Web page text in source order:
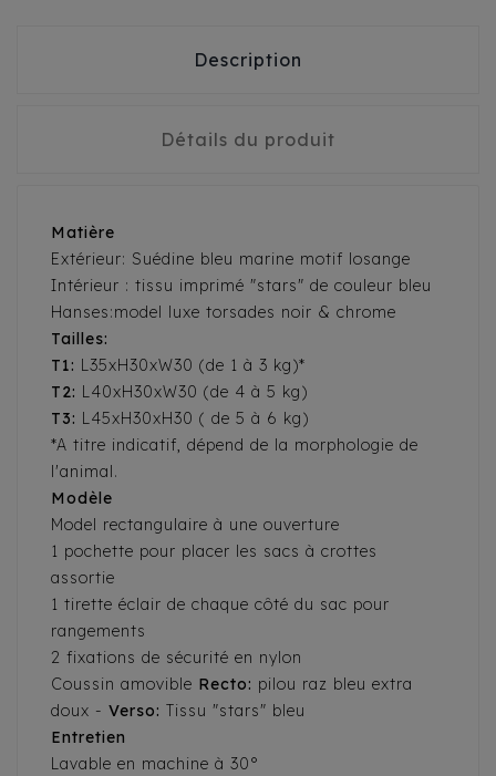
Description
Détails du produit
Matière
Extérieur: Suédine bleu marine motif losange
Intérieur : tissu imprimé "stars" de couleur bleu
Hanses:model luxe torsades noir & chrome
Tailles:
T1: L35xH30xW30 (de 1 à 3 kg)*
T2: L40xH30xW30 (de 4 à 5 kg)
T3: L45xH30xH30 ( de 5 à 6 kg)
*A titre indicatif, dépend de la morphologie de
l'animal.
Modèle
Model rectangulaire à une ouverture
1 pochette pour placer les sacs à crottes
assortie
1 tirette éclair de chaque côté du sac pour
rangements
2 fixations de sécurité en nylon
Coussin amovible Recto: pilou raz bleu extra
doux - Verso: Tissu "stars" bleu
Entretien
Lavable en machine à 30°